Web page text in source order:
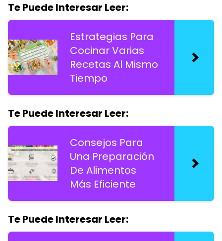
Te Puede Interesar Leer:
Estrategias Para
Cocinar Varias
Recetas Al Mismo
Tiempo
Te Puede Interesar Leer:
Consejos Para
Una Preparación
De Alimentos
Más Eficiente
Te Puede Interesar Leer: